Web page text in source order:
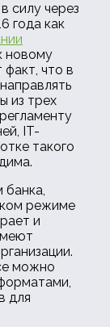
силу через
года как
новому
факт, что в
из трех
IT-
такого
банка,
режиме
и
можно
для